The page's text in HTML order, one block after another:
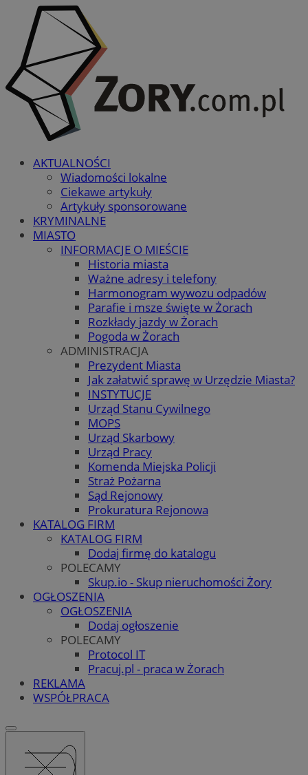
AKTUALNOŚCI
Wiadomości lokalne
Ciekawe artykuły
Artykuły sponsorowane
KRYMINALNE
MIASTO
INFORMACJE O MIEŚCIE
Historia miasta
Ważne adresy i telefony
Harmonogram wywozu odpadów
Parafie i msze święte w Żorach
Rozkłady jazdy w Żorach
Pogoda w Żorach
ADMINISTRACJA
Prezydent Miasta
Jak załatwić sprawę w Urzędzie Miasta?
INSTYTUCJE
Urząd Stanu Cywilnego
MOPS
Urząd Skarbowy
Urząd Pracy
Komenda Miejska Policji
Straż Pożarna
Sąd Rejonowy
Prokuratura Rejonowa
KATALOG FIRM
KATALOG FIRM
Dodaj firmę do katalogu
POLECAMY
Skup.io - Skup nieruchomości Żory
OGŁOSZENIA
OGŁOSZENIA
Dodaj ogłoszenie
POLECAMY
Protocol IT
Pracuj.pl - praca w Żorach
REKLAMA
WSPÓŁPRACA